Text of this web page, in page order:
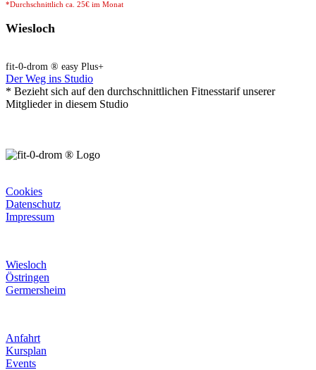
*Durchschnittlich ca. 25€ im Monat
Wiesloch
fit-0-drom ® easy Plus+
Der Weg ins Studio
* Bezieht sich auf den durchschnittlichen Fitnesstarif unserer
Mitglieder in diesem Studio
Cookies
Datenschutz
Impressum
Wiesloch
Östringen
Germersheim
Anfahrt
Kursplan
Events